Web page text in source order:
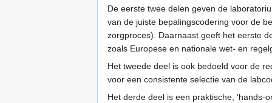
De eerste twee delen geven de
van de juiste bepalingscodering voor de
zorgproces). Daarnaast geeft het eerste
zoals Europese en nationale wet- en
Het tweede deel is ook bedoeld voor de
voor een consistente selectie van de
Het derde deel is een praktische, ‘hands-